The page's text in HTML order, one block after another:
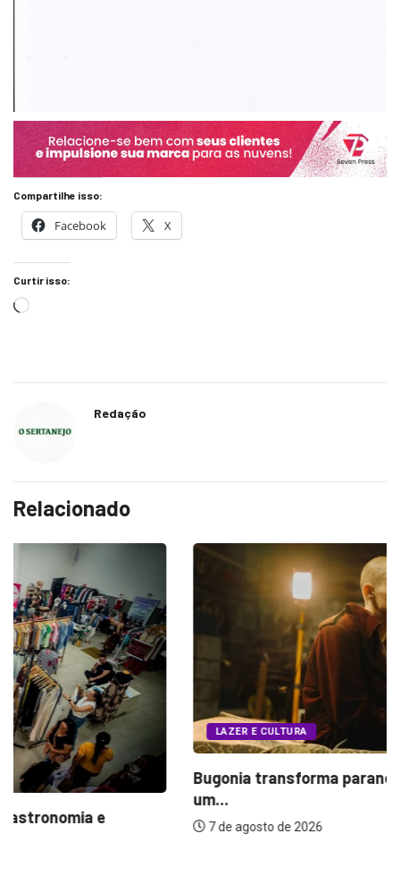
Compartilhe isso:
Facebook X
Curtir isso:
Redação
Relacionado
LAZER E CULTURA
Bugonia transforma paranoia e conspiração em
um...
7 de agosto de 2026